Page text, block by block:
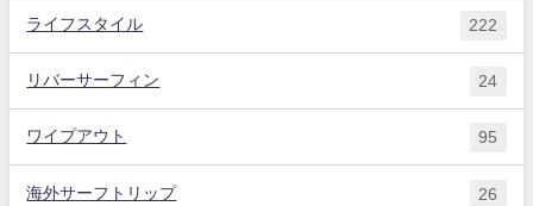
ライフスタイル 222
リバーサーフィン 24
ワイプアウト 95
海外サーフトリップ 26